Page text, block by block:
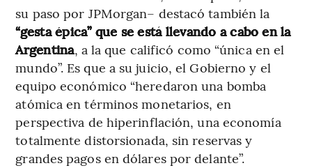
su paso por JPMorgan– destacó también la
“gesta épica” que se está llevando a cabo en la
Argentina, a la que calificó como “única en el
mundo”. Es que a su juicio, el Gobierno y el
equipo económico “heredaron una bomba
atómica en términos monetarios, en
perspectiva de hiperinflación, una economía
totalmente distorsionada, sin reservas y
grandes pagos en dólares por delante”.